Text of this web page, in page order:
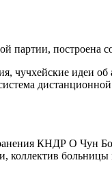
партии, построена
идеи об
КНДР О Чун
коллектив